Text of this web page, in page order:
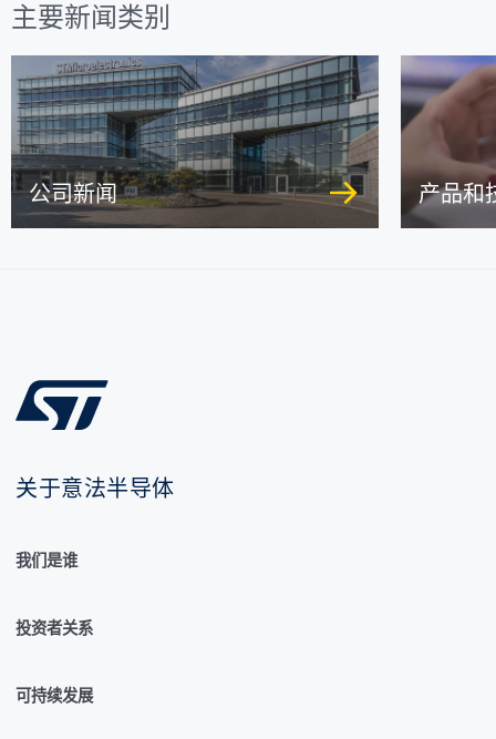
主要新闻类别
公司新闻 产品和
关于意法半导体
我们是谁
投资者关系
可持续发展